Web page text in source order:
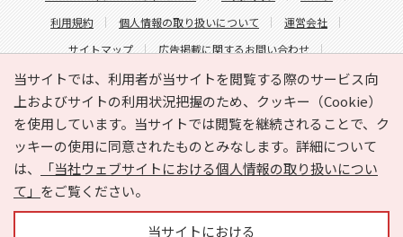
当サイトでは、利用者が当サイトを閲覧する際のサービス向
上およびサイトの利用状況把握のため、クッキー（Cookie）
を使用しています。当サイトでは閲覧を継続されることで、ク
ッキーの使用に同意されたものとみなします。詳細について
は、
「当社ウェブサイトにおける個人情報の取り扱いについ
て」 をご覧ください。
当サイトにおける
利用規約
個人情報の取り扱いについて
運営会社
サイトマップ
広告掲載に関するお問い合わせ
サイトの内容に関するお問い合わせ
Copyright © HYOJITO.Co.,Ltd. All Rights Reserved.